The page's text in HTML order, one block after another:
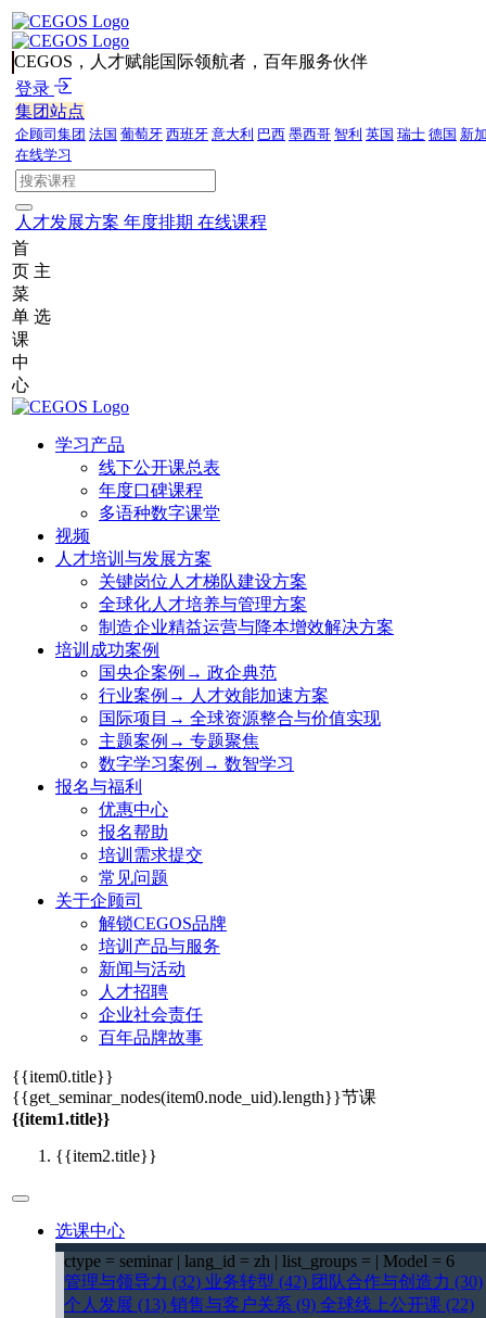
CEGOS，人才赋能国际领航者，百年服务伙伴
登录
集团站点
企顾司集团 法国 葡萄牙 西班牙 意大利 巴西 墨西哥 智利 英国 瑞士 德国 新
在线学习
人才发展方案 年度排期 在线课程
首
页 主
菜
单 选
课
中
心
学习产品
线下公开课总表
年度口碑课程
多语种数字课堂
视频
人才培训与发展方案
关键岗位人才梯队建设方案
全球化人才培养与管理方案
制造企业精益运营与降本增效解决方案
培训成功案例
国央企案例→ 政企典范
行业案例→ 人才效能加速方案
国际项目→ 全球资源整合与价值实现
主题案例→ 专题聚焦
数字学习案例→ 数智学习
报名与福利
优惠中心
报名帮助
培训需求提交
常见问题
关于企顾司
解锁CEGOS品牌
培训产品与服务
新闻与活动
人才招聘
企业社会责任
百年品牌故事
{{item0.title}}
{{get_seminar_nodes(item0.node_uid).length}}节课
{{item1.title}}
{{item2.title}}
选课中心
ctype = seminar | lang_id = zh | list_groups = | Model = 6
管理与领导力 (32) 业务转型 (42) 团队合作与创造力 (30)
个人发展 (13) 销售与客户关系 (9) 全球线上公开课 (22)